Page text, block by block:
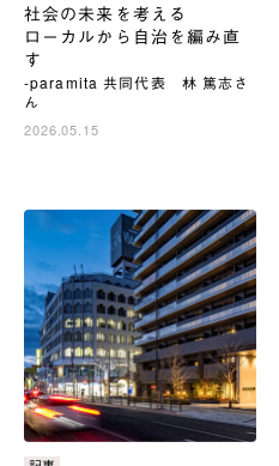
社会の未来を考える
ローカルから自治を編み直
す
‐paramita 共同代表 林 篤志さ
ん
2026.05.15